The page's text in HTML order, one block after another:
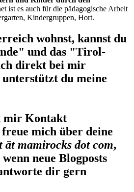
ist es auch für die pädagogische Arbeit
Kindergruppen, Hort.
wohnst, kannst du
und das "Tirol-
direkt bei mir
du meine
mir Kontakt
mich über deine
ät mamirocks dot com,
neue Blogposts
dir gern